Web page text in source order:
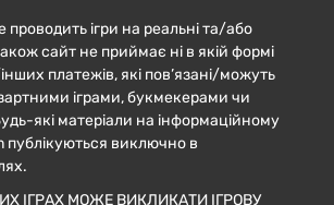
ігри на реальні та/або
сайт не приймає ні в якій формі
платежів, які пов’язані/можуть
іграми, букмекерами чи
які матеріали на інформаційному
публікуються виключно в
ІГРАХ МОЖЕ ВИКЛИКАТИ ІГРОВУ